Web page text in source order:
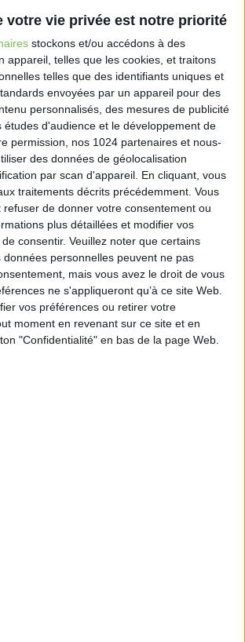
votre vie privée est notre priorité
stockons et/ou accédons à des
appareil, telles que les cookies, et traitons
telles que des identifiants uniques et
envoyées par un appareil pour des
personnalisés, des mesures de publicité
études d'audience et le développement de
permission, nos 1024 partenaires et nous-
des données de géolocalisation
par scan d'appareil. En cliquant, vous
traitements décrits précédemment. Vous
refuser de donner votre consentement ou
plus détaillées et modifier vos
consentir. Veuillez noter que certains
personnelles peuvent ne pas
mais vous avez le droit de vous
ne s'appliqueront qu’à ce site Web.
vos préférences ou retirer votre
moment en revenant sur ce site et en
"Confidentialité" en bas de la page Web.
les commissaires aux
tiers indépendants et les
Les contrôles viseront à
des obligations liées à la directive
transposée en droit français
2024.
concentreront sur les exigences
d’accepter les missions de
informations sur la durabilité.
6 ans, ces contrôles ont pour but de
des marchés et des